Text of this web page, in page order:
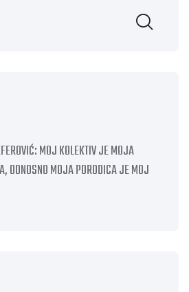
MOJ KOLEKTIV JE MOJA
ODNOSNO MOJA PORODICA JE MOJ